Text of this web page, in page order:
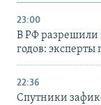
23:00
В РФ разрешили
годов: эксперты
22:36
Спутники